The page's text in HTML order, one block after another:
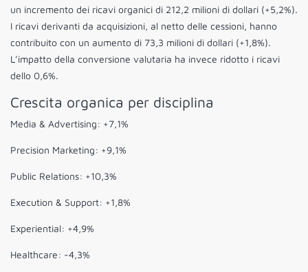
un incremento dei ricavi organici di 212,2 milioni di dollari (+5,2%).
I ricavi derivanti da acquisizioni, al netto delle cessioni, hanno
contribuito con un aumento di 73,3 milioni di dollari (+1,8%).
L’impatto della conversione valutaria ha invece ridotto i ricavi
dello 0,6%.
Crescita organica per disciplina
Media & Advertising: +7,1%
Precision Marketing: +9,1%
Public Relations: +10,3%
Execution & Support: +1,8%
Experiential: +4,9%
Healthcare: -4,3%